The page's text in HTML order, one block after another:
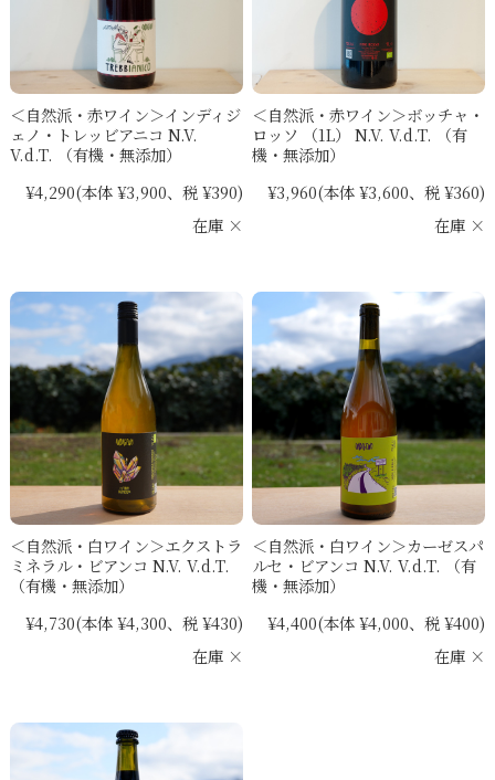
＜自然派・赤ワイン＞インディジ
ェノ・トレッビアニコ N.V.
V.d.T. （有機・無添加）
¥4,290(本体 ¥3,900、税 ¥390)
在庫 ×
＜自然派・赤ワイン＞ボッチャ・
ロッソ （1L） N.V. V.d.T. （有
機・無添加）
¥3,960(本体 ¥3,600、税 ¥360)
在庫 ×
＜自然派・白ワイン＞エクストラ
ミネラル・ビアンコ N.V. V.d.T.
（有機・無添加）
¥4,730(本体 ¥4,300、税 ¥430)
在庫 ×
＜自然派・白ワイン＞カーゼスパ
ルセ・ビアンコ N.V. V.d.T. （有
機・無添加）
¥4,400(本体 ¥4,000、税 ¥400)
在庫 ×